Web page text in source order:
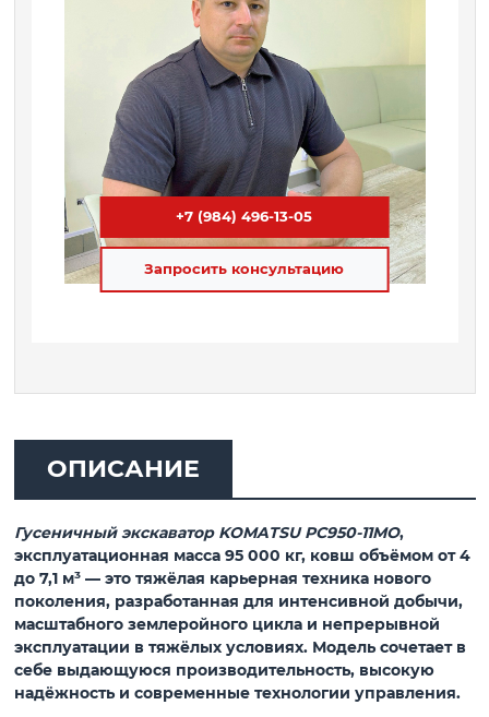
+7 (984) 496-13-05
Запросить консультацию
ОПИСАНИЕ
Гусеничный экскаватор KOMATSU PC950-11MO,
эксплуатационная масса 95 000 кг, ковш объёмом от 4
до 7,1 м³ — это тяжёлая карьерная техника нового
поколения, разработанная для интенсивной добычи,
масштабного землеройного цикла и непрерывной
эксплуатации в тяжёлых условиях. Модель сочетает в
себе выдающуюся производительность, высокую
надёжность и современные технологии управления.